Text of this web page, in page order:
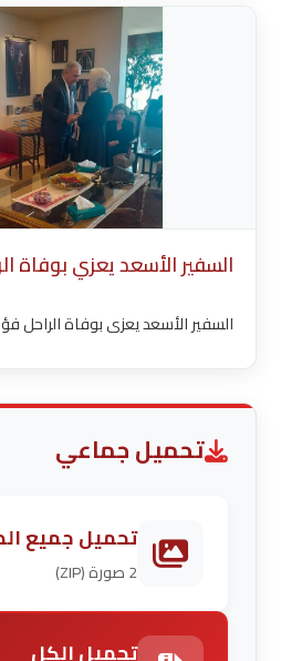
السفير الأسعد يعزي بوفاة
السفير الأسعد يعزي بوفاة الراحل
تحميل جماعي
تحميل جميع
2 صورة (ZIP)
تحميل الكل